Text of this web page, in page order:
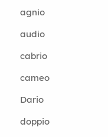
agnio
audio
cabrio
cameo
Dario
doppio